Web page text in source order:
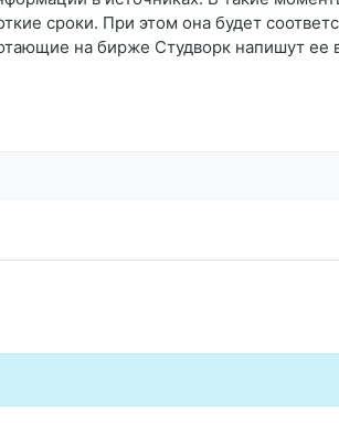
сроки. При этом она будет
на бирже Студворк напишут ее